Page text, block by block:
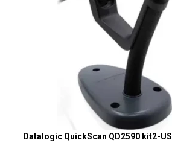
Datalogic QuickScan QD2590 kit2-